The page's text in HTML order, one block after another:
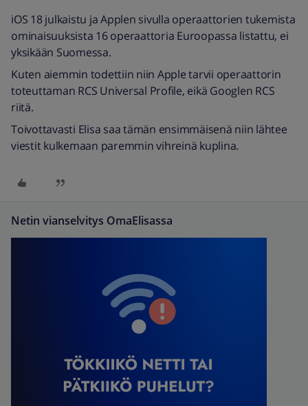
iOS 18 julkaistu ja Applen sivulla operaattorien tukemista
ominaisuuksista 16 operaattoria Euroopassa listattu, ei
yksikään Suomessa.
Kuten aiemmin todettiin niin Apple tarvii operaattorin
toteuttaman RCS Universal Profile, eikä Googlen RCS
riitä.
Toivottavasti Elisa saa tämän ensimmäisenä niin lähtee
viestit kulkemaan paremmin vihreinä kuplina.
Netin vianselvitys OmaElisassa